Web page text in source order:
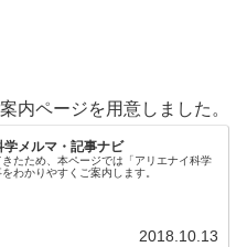
内ページを用意しました。
学メルマ・記事ナビ
たため、本ページでは「アリエナイ科学
わかりやすくご案内します。
2018.10.13